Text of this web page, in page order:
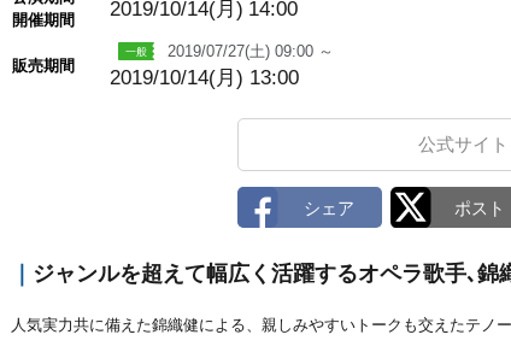
開催期間
2019/10/14(月) 14:00
販売期間
2019/07/27(土) 09:00 ～
2019/10/14(月) 13:00
公式サイト
ジャンルを超えて幅広く活躍するオペラ歌手､錦
人気実力共に備えた錦織健による、親しみやすいトークも交えたテノー